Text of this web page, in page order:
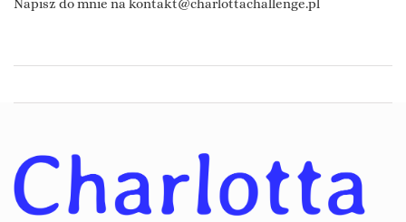
Napisz do mnie na kontakt@charlottachallenge.pl